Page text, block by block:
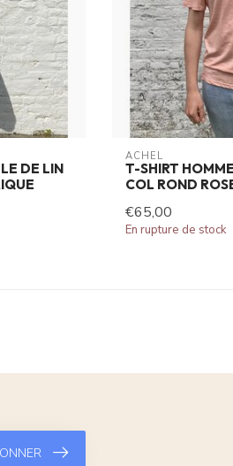
DE LIN
ACHEL
T-SHIRT
COL ROND
€65,00
En rupture de stock